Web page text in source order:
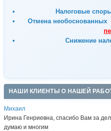
Налоговые
Отмена
Снижение
НАШИ КЛИЕНТЫ О НАШЕЙ
Михаил
Ирина Генриевна, спасибо Вам за
думаю и многим